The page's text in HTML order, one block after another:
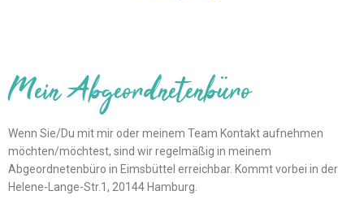
Mein Abgeordnetenbüro
Wenn Sie/Du mit mir oder meinem Team Kontakt aufnehmen
möchten/möchtest, sind wir regelmäßig in meinem
Abgeordnetenbüro in Eimsbüttel erreichbar. Kommt vorbei in der
Helene-Lange-Str.1, 20144 Hamburg.